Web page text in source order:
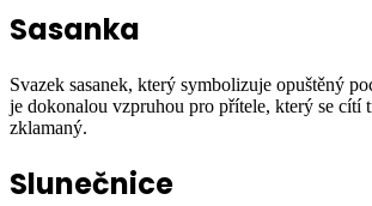
Sasanka
Svazek sasanek, který symbolizuje opuštěný
je dokonalou vzpruhou pro přítele, který se cítí
zklamaný.
Slunečnice